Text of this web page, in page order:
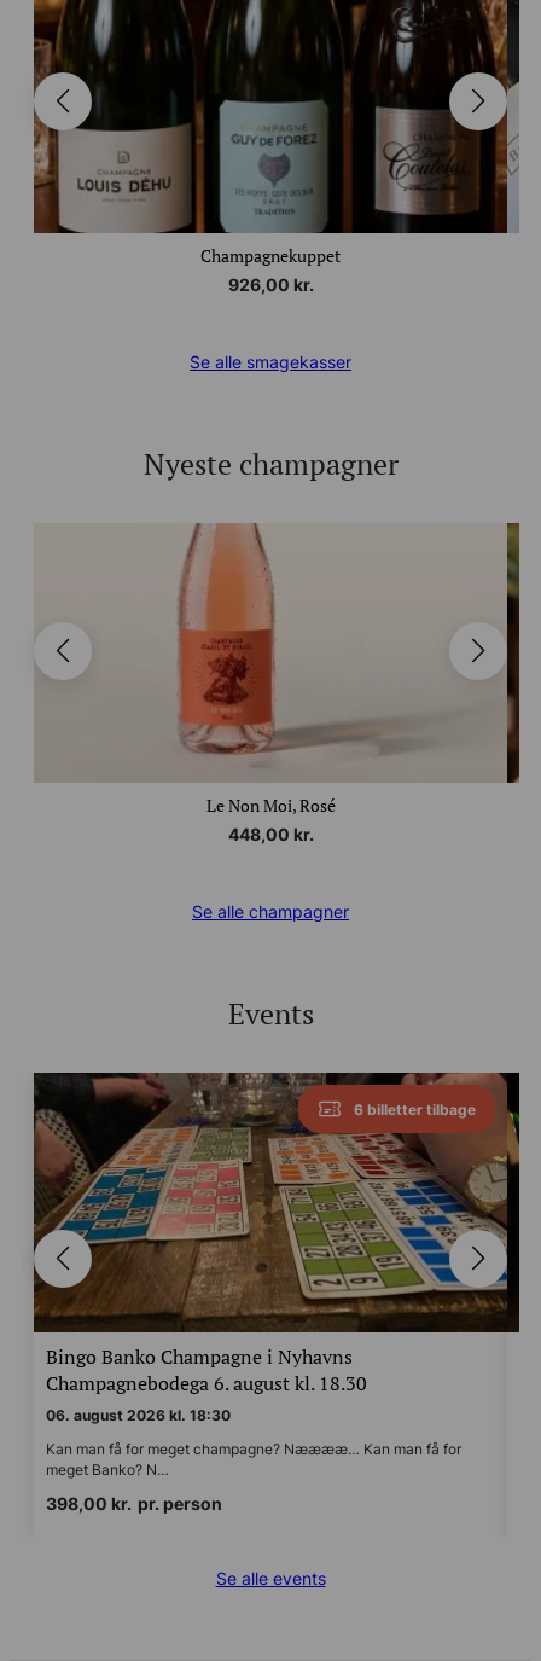
Champagnekuppet
926,00 kr.
Se alle smagekasser
Nyeste champagner
Le Non Moi, Rosé
448,00 kr.
Se alle champagner
Events
Bingo Banko Champagne i Nyhavns
Champagnebodega 6. august kl. 18.30
06. august 2026 kl. 18:30
Kan man få for meget champagne? Nææææ… Kan man få for
meget Banko? N…
398,00 kr. pr. person
6 billetter tilbage
Se alle events